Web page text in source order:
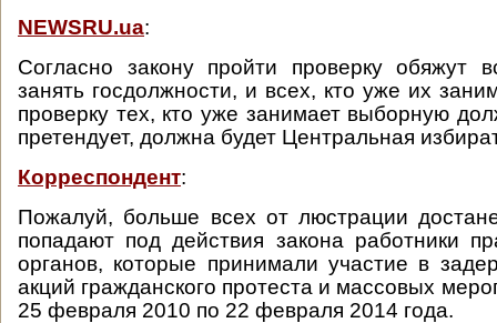
NEWSRU.ua:
Согласно закону пройти проверку обяжут
занять госдолжности, и всех, кто уже их
проверку тех, кто уже занимает выборную
претендует, должна будет Центральная
Корреспондент:
Пожалуй, больше всех от люстрации
попадают под действия закона работники
органов, которые принимали участие в
акций гражданского протеста и массовых
25 февраля 2010 по 22 февраля 2014 года.